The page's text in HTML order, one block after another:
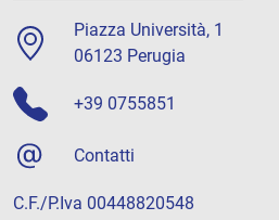
Piazza Università, 1
06123 Perugia
+39 0755851
Contatti
C.F./P.Iva 00448820548